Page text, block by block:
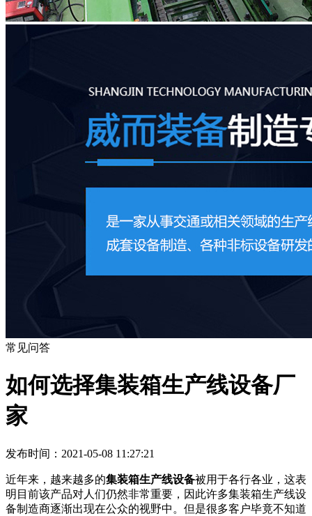
常见问答
如何选择集装箱生产线设备厂
家
发布时间：2021-05-08 11:27:21
近年来，越来越多的集装箱生产线设备被用于各行各业，这表
明目前该产品对人们仍然非常重要，因此许多集装箱生产线设
备制造商逐渐出现在公众的视野中。但是很多客户毕竟不知道